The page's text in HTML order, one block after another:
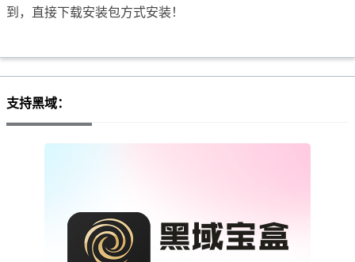
到，直接下载安装包方式安装！
支持黑域：